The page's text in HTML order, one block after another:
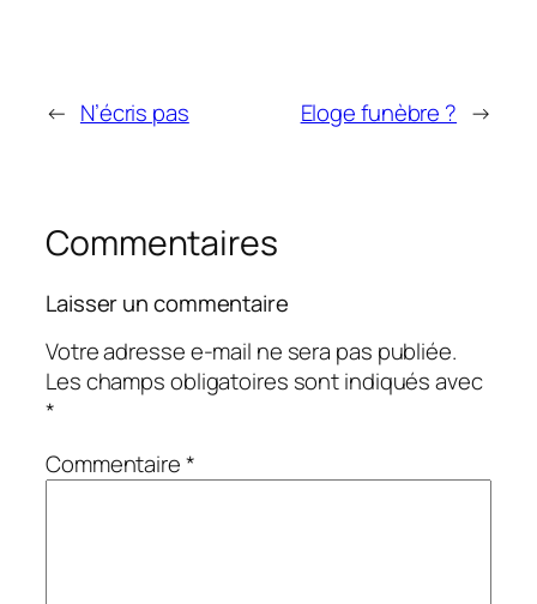
← N’écris pas Eloge funèbre ? →
Commentaires
Laisser un commentaire
Votre adresse e-mail ne sera pas publiée.
Les champs obligatoires sont indiqués avec
*
Commentaire*